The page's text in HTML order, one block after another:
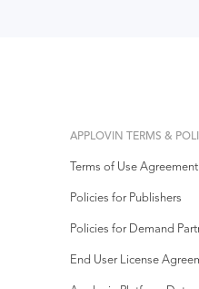
APPLOVIN TERMS &
Terms of Use Agreement
Policies for Publishers
Policies for Demand
End User License